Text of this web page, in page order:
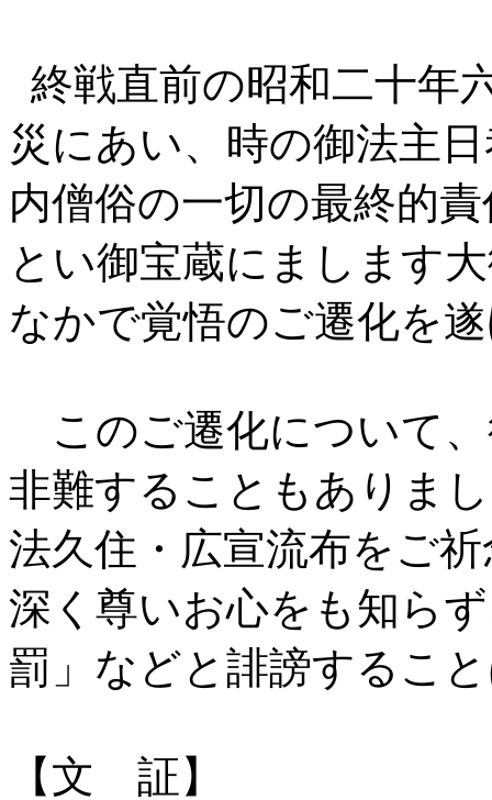
終戦直前の昭和二十年
災にあい、時の御法主
内僧俗の一切の最終的
とい御宝蔵にまします
なかで覚悟のご遷化を
このご遷化について
非難することもありま
法久住・広宣流布をご
深く尊いお心をも知ら
罰」などと誹謗するこ
【文 証】